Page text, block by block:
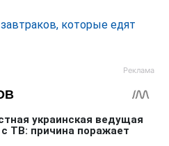
завтраков, которые едят